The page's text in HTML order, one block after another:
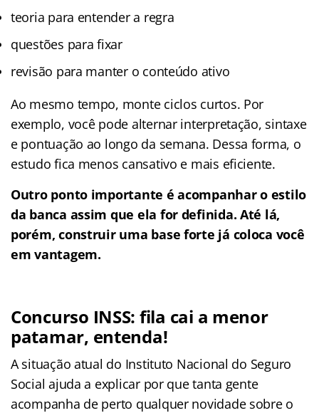
teoria para entender a regra
questões para fixar
revisão para manter o conteúdo ativo
Ao mesmo tempo, monte ciclos curtos. Por
exemplo, você pode alternar interpretação, sintaxe
e pontuação ao longo da semana. Dessa forma, o
estudo fica menos cansativo e mais eficiente.
Outro ponto importante é acompanhar o estilo
da banca assim que ela for definida. Até lá,
porém, construir uma base forte já coloca você
em vantagem.
Concurso INSS: fila cai a menor
patamar, entenda!
A situação atual do Instituto Nacional do Seguro
Social ajuda a explicar por que tanta gente
acompanha de perto qualquer novidade sobre o